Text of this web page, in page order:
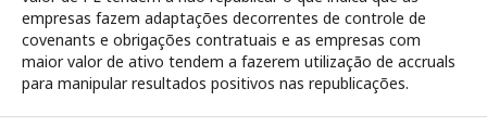
empresas fazem adaptações decorrentes de controle de
covenants e obrigações contratuais e as empresas com
maior valor de ativo tendem a fazerem utilização de accruals
para manipular resultados positivos nas republicações.